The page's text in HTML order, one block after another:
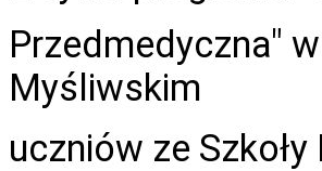
Przedmedyczna"
Myśliwskim
uczniów ze